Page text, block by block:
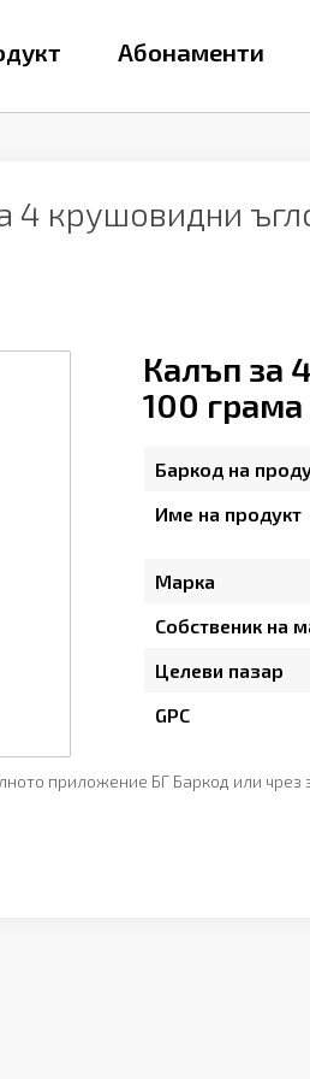
Абонаменти
4 крушовидни
Калъп за
100
Баркод на
Име на продукт
Марка
Собственик на
Целеви пазар
GPC
приложение БГ Баркод или чрез